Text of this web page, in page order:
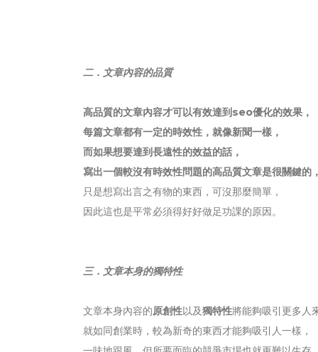
二．文章內容的品質
高品質的文章內容才可以有效達到seo優化的效果，
每篇文章都有一定的時效性，就像新聞一樣，
而如果想要達到長遠性的效益的話，
寫出一個較沒有時效性問題的高品質文章是很關鍵的，
只是想寫出言之有物的東西，可沒那麼簡單，
因此這也是平常必須得好好做足功課的原因。
三．文章本身的獨特性
文章本身內容的原創性以及獨特性將能夠吸引更多人
就如同創業時，較為新奇的東西才能夠吸引人一樣，